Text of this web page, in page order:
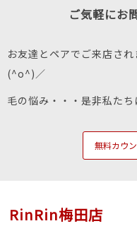
ご気軽にお
お友達とペアでご来店さ
(^o^)／
毛の悩み・・・是非私た
無料カウ
RinRin梅田店